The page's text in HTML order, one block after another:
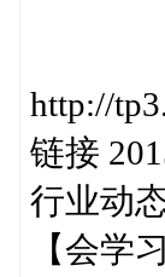
http://
链接
行业动
【会学